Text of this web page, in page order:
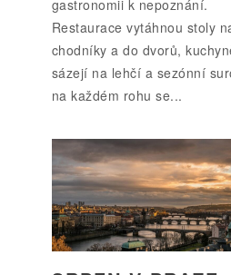
gastronomii k nepoznání.
Restaurace vytáhnou stoly
chodníky a do dvorů,
sázejí na lehčí a sezónní
na každém rohu se...